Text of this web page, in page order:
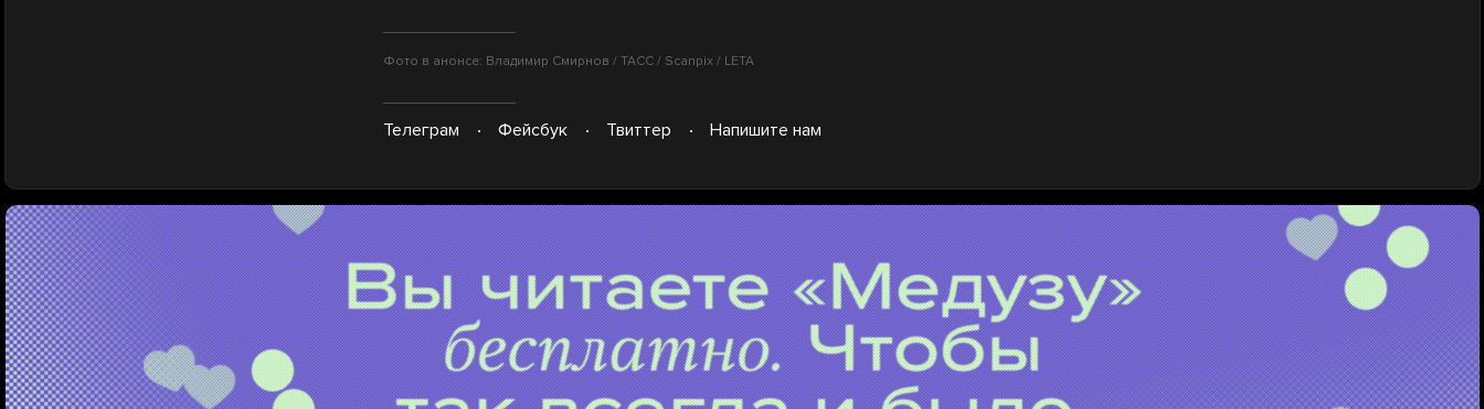
Фото в анонсе: Владимир Смирнов / ТАСС / Scanpix / LETA
Телеграм Фейсбук Твиттер Напишите нам